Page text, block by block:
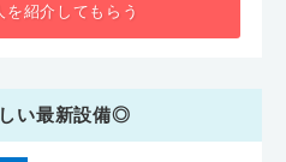
を紹介してもらう
い最新設備◎